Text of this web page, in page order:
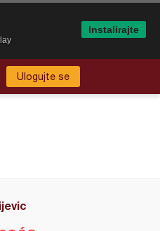
Ulogujte se
Instalirajte